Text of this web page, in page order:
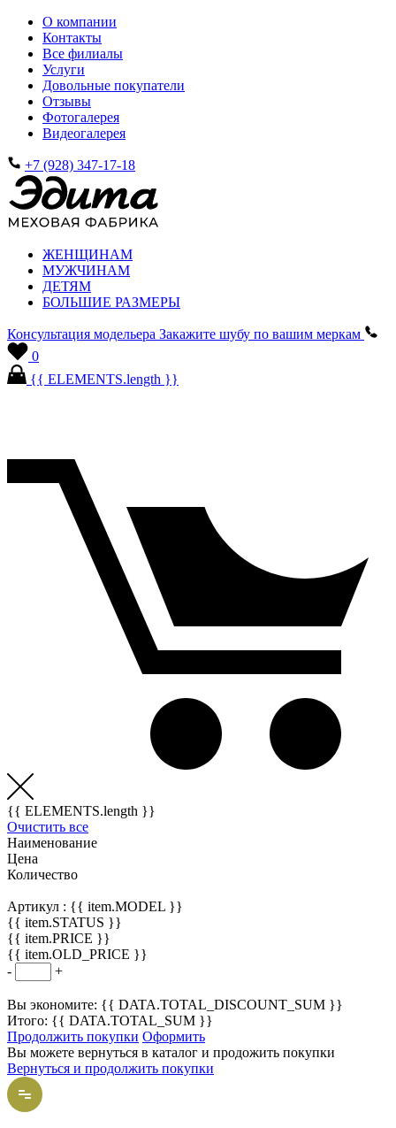
О компании
Контакты
Все филиалы
Услуги
Довольные покупатели
Отзывы
Фотогалерея
Видеогалерея
+7 (928) 347-17-18
ЖЕНЩИНАМ
МУЖЧИНАМ
ДЕТЯМ
БОЛЬШИЕ РАЗМЕРЫ
Консультация модельера Закажите шубу по вашим меркам
0
{{ ELEMENTS.length }}
{{ ELEMENTS.length }}
Очистить все
Наименование
Цена
Количество
Артикул : {{ item.MODEL }}
{{ item.STATUS }}
{{ item.PRICE }}
{{ item.OLD_PRICE }}
-
+
Вы экономите: {{ DATA.TOTAL_DISCOUNT_SUM }}
Итого: {{ DATA.TOTAL_SUM }}
Продолжить покупки Оформить
Вы можете вернуться в каталог и продожить покупки
Вернуться и продолжить покупки